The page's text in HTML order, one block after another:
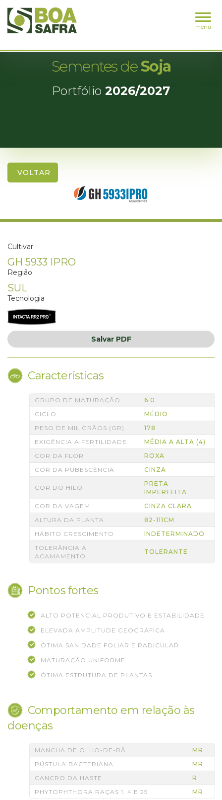
menu
Sementes deSoja
Portfólio 2026/2027
VOLTAR
Cultivar
GH 5933 IPRO
Região
SUL
Tecnologia
SalvarPDF
Características
GRUPO DE MATURAÇÃO
6.0
CICLO
MÉDIO
PESO DE MIL GRÃOS (GR)
178
EXIGÊNCIA A FERTILIDADE
MÉDIA A ALTA (4)
COR DA FLOR
ROXA
COR DA PUBESCÊNCIA
CINZA
COR DO HILO
PRETA
IMPERFEITA
COR DA VAGEM
CINZA CLARA
ALTURA DA PLANTA
82-111CM
HÁBITO CRESCIMENTO
INDETERMINADO
TOLERÂNCIA A
ACAMAMENTO
TOLERANTE
Pontos fortes
ALTO POTENCIAL PRODUTIVO E ESTABILIDADE
ELEVADA AMPLITUDE GEOGRÁFICA
ÓTIMA SANIDADE FOLIAR E RADICULAR
MATURAÇÃO UNIFORME
ÓTIMA ESTRUTURA DE PLANTAS
Comportamento em relação às
doenças
MANCHA DE OLHO-DE-RÃ
MR
PÚSTULA BACTERIANA
MR
CANCRO DA HASTE
R
PHYTOPHTHORA RAÇAS 1, 4 E 25
MR